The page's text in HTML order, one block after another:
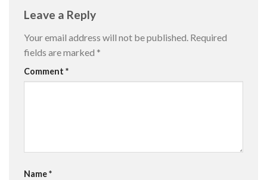
Leave a Reply
Your email address will not be published. Required
fields are marked *
Comment *
Name*